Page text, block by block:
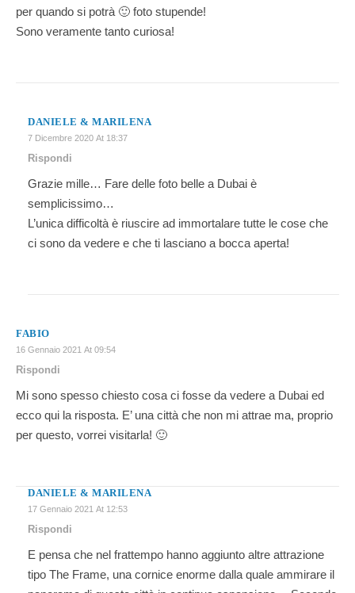
per quando si potrà 🙂 foto stupende!
Sono veramente tanto curiosa!
DANIELE & MARILENA
7 Dicembre 2020 At 18:37
Rispondi
Grazie mille… Fare delle foto belle a Dubai è
semplicissimo…
L’unica difficoltà è riuscire ad immortalare tutte le cose che
ci sono da vedere e che ti lasciano a bocca aperta!
FABIO
16 Gennaio 2021 At 09:54
Rispondi
Mi sono spesso chiesto cosa ci fosse da vedere a Dubai ed
ecco qui la risposta. E’ una città che non mi attrae ma, proprio
per questo, vorrei visitarla! 🙂
DANIELE & MARILENA
17 Gennaio 2021 At 12:53
Rispondi
E pensa che nel frattempo hanno aggiunto altre attrazione
tipo The Frame, una cornice enorme dalla quale ammirare il